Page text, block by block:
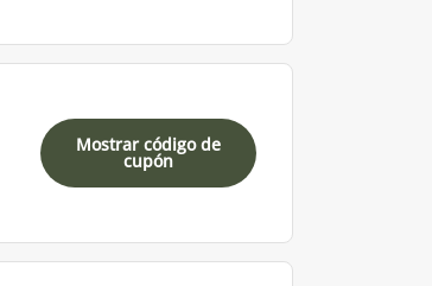
Mostrar código de
cupón